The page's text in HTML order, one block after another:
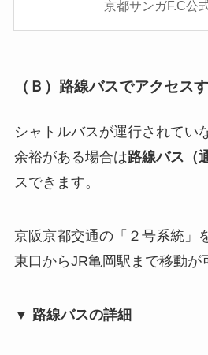
京都サンガF.C公
（Ｂ）路線バスでアクセス
シャトルバスが運行されてい
余裕がある場合は路線バス（
スできます。
京阪京都交通の「２号系統」
東口からJR亀岡駅まで移動が
▼ 路線バスの詳細